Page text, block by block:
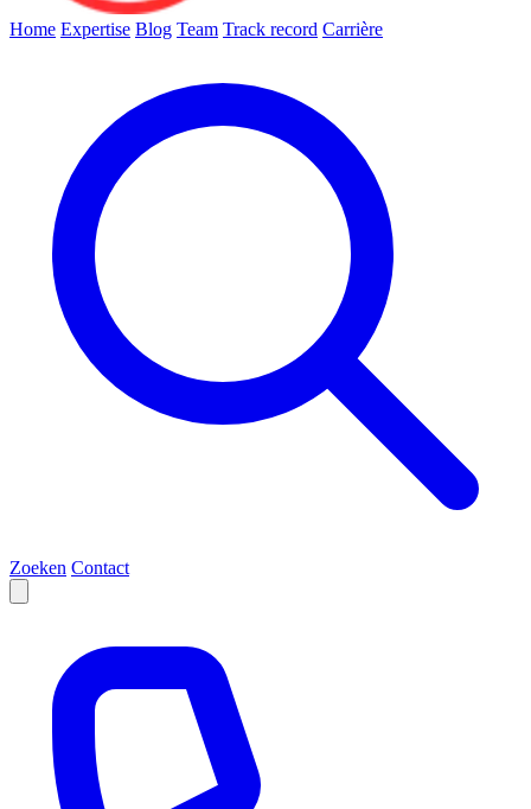
Home Expertise Blog Team Track record Carrière
Zoeken Contact